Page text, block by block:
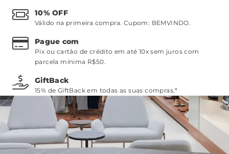
10% OFF
Válido na primeira compra. Cupom: BEMVINDO.
Pague com
Pix ou cartão de crédito em até 10x sem juros com
parcela mínima R$50.
GiftBack
15% de GiftBack em todas as suas compras.*